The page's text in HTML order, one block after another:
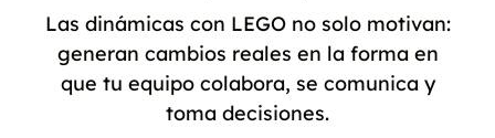
Las dinámicas con LEGO no solo motivan:
generan cambios reales en la forma en
que tu equipo colabora, se comunica y
toma decisiones.